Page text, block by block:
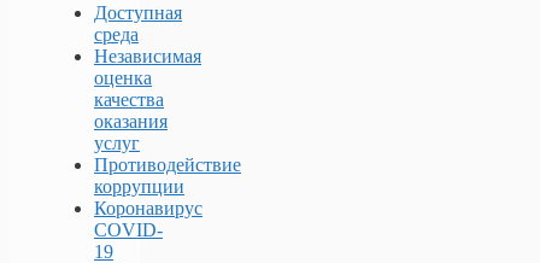
Доступная
среда
Независимая
оценка
качества
оказания
услуг
Противодействие
коррупции
Коронавирус
COVID-
19